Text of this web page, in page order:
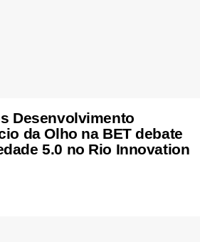
Desenvolvimento
da Olho na BET debate
5.0 no Rio Innovation